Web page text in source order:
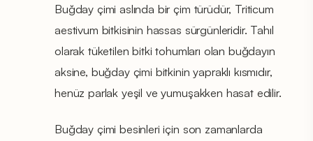
Buğday çimi aslında bir çim türüdür, Triticum
aestivum bitkisinin hassas sürgünleridir. Tahıl
olarak tüketilen bitki tohumları olan buğdayın
aksine, buğday çimi bitkinin yapraklı kısmıdır,
henüz parlak yeşil ve yumuşakken hasat edilir.
Buğday çimi besinleri için son zamanlarda